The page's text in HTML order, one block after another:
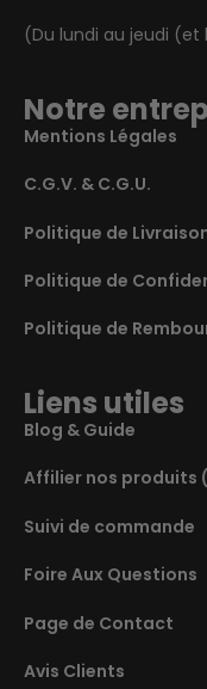
(Du lundi au jeudi
Notre
Mentions Légales
C.G.V. & C.G.U.
Politique de
Politique de
Politique de
Liens utiles
Blog & Guide
Affilier nos produits
Suivi de commande
Foire Aux Questions
Page de Contact
Avis Clients